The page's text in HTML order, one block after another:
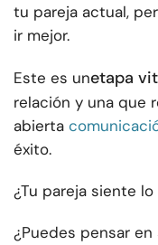
tu pareja actual,
ir mejor.
Este es unetapa
relación y una que
abierta
éxito.
¿Tu pareja siente lo
¿Puedes pensar